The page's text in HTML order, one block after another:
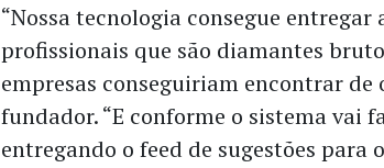
“Nossa tecnologia consegue entregar
profissionais que são diamantes
empresas conseguiriam encontrar de
fundador. “E conforme o sistema vai
entregando o feed de sugestões para